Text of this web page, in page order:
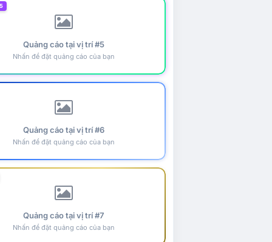
Quảng cáo tại vị trí #5
Nhấn để đặt quảng cáo của bạn
Quảng cáo tại vị trí #6
Nhấn để đặt quảng cáo của bạn
Quảng cáo tại vị trí #7
Nhấn để đặt quảng cáo của bạn